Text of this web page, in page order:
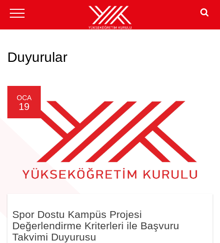
Duyurular
OCA
19
Spor Dostu Kampüs Projesi
Değerlendirme Kriterleri ile Başvuru
Takvimi Duyurusu